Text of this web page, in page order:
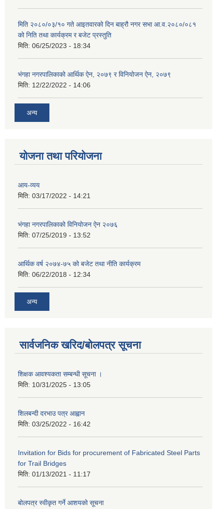
मिति २०८०/०३/१० गते आइतवारको दिन बाह्रौ नगर सभा आ.व.२०८०/०८१
को निति तथा कार्यक्रम र बजेट प्रस्तुति
मिति: 06/25/2023 - 18:34
भंगहा नगरपालिकाको आर्थिक ऐन, २०७९ र विनियोजन ऐन, २०७९
मिति: 12/22/2022 - 14:06
अन्य
योजना तथा परियोजना
आय-व्यय
मिति: 03/17/2022 - 14:21
भंगहा नगरपालिकाको विनियोजन ऐन २०७६
मिति: 07/25/2019 - 13:52
आर्थिक वर्ष २०७४-७५ को बजेट तथा नीति कार्यक्रम
मिति: 06/22/2018 - 12:34
अन्य
सार्वजनिक खरिद/बोलपत्र सूचना
शिक्षक आवश्यकता सम्बन्धी सूचना ।
मिति: 10/31/2025 - 13:05
शिलबन्दी दरभाउ पत्र आह्वान
मिति: 03/25/2022 - 16:42
Invitation for Bids for procurement of Fabricated Steel Parts
for Trail Bridges
मिति: 01/13/2021 - 11:17
बोलपत्र स्वीकृत गर्ने आशयको सूचना